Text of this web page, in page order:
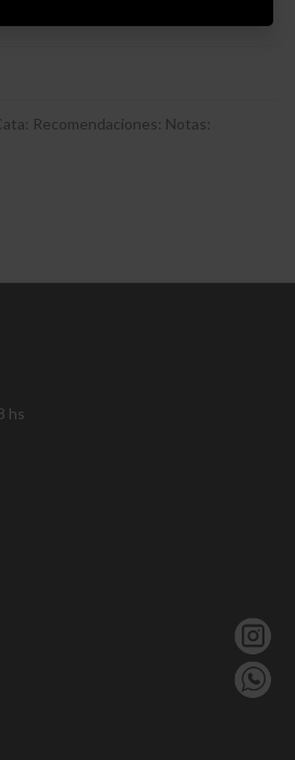
Recomendaciones: Notas:
hs